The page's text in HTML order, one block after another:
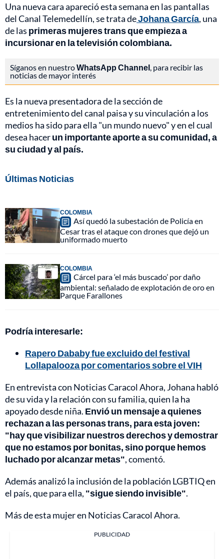
Una nueva cara apareció esta semana en las pantallas
del Canal Telemedellín, se trata deJohana García, una
de las primeras mujeres trans que empieza a
incursionar en la televisión colombiana.
Síganos en nuestroWhatsApp Channel , para recibir las
noticias de mayor interés
Es la nueva presentadora de la sección de
entretenimiento del canal paisa y su vinculación a los
medios ha sido para ella "un mundo nuevo" y en el cual
desea hacerun importante aporte a su comunidad, a
su ciudad y al país.
Últimas Noticias
COLOMBIA
Así quedó la subestación de Policía en
Cesar tras el ataque con drones que dejó un
uniformado muerto
COLOMBIA
Cárcel para ‘el más buscado’ por daño
ambiental: señalado de explotación de oro en
Parque Farallones
Podría interesarle:
Rapero Dababy fue excluido del festival
Lollapalooza por comentarios sobre el VIH
En entrevista con Noticias Caracol Ahora, Johana habló
de su vida y la relación con su familia, quien la ha
apoyado desde niña. Envió un mensaje a quienes
rechazan a las personas trans, para esta joven:
"hay que visibilizar nuestros derechos y demostrar
que no estamos por bonitas, sino porque hemos
luchado por alcanzar metas", comentó.
Además analizó la inclusión de la población LGBTIQ en
el país, que para ella, "sigue siendo invisible".
Más de esta mujer en Noticias Caracol Ahora.
PUBLICIDAD